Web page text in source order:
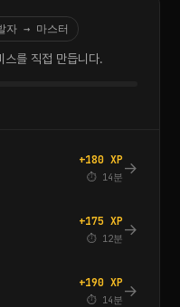
자 → 마스터
를 직접 만듭니다.
+180 XP
⏱ 14분 →
+175 XP
⏱ 12분 →
+190 XP
⏱ 14분 →